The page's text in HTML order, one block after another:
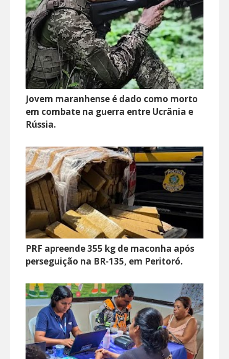
Jovem maranhense é dado como morto
em combate na guerra entre Ucrânia e
Rússia.
PRF apreende 355 kg de maconha após
perseguição na BR-135, em Peritoró.